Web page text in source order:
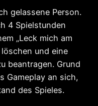
gelassene Person.
4 Spielstunden
„Leck mich am
und eine
beantragen. Grund
Gameplay an sich,
des Spieles.